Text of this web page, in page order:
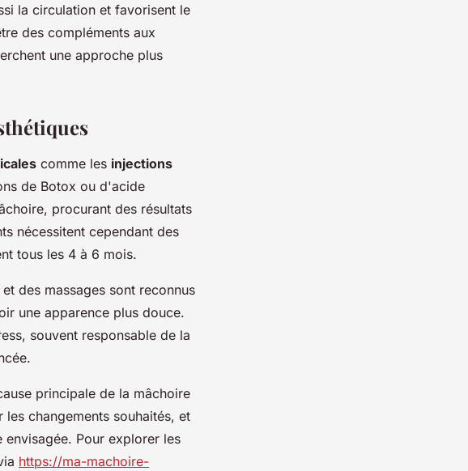
la circulation et favorisent le
des compléments aux
une approche plus
comme les injections
de Botox ou d'acide
procurant des résultats
nécessitent cependant des
tous les 4 à 6 mois.
et des massages sont reconnus
une apparence plus douce.
souvent responsable de la
principale de la mâchoire
changements souhaités, et
envisagée. Pour explorer les
https://ma-machoire-